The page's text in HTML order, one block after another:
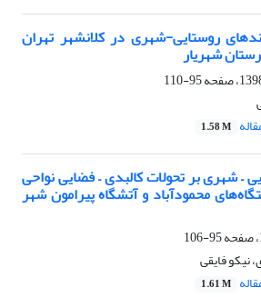
روستایی-شهری در کلانشهر تهران
شهریار
95-110
1.58 M
– شهری بر تحولات کالبدی – فضایی نواحی
محمودآباد و آتشگاه پیرامون شهر
95-106
نیکو فایقی
1.61 M